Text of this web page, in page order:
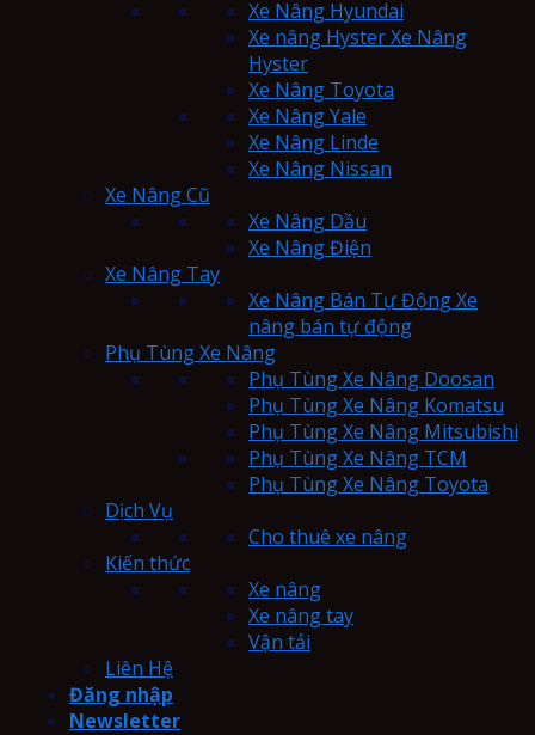
Xe Nâng Hyundai
Xe nâng Hyster Xe Nâng
Hyster
Xe Nâng Toyota
Xe Nâng Yale
Xe Nâng Linde
Xe Nâng Nissan
Xe Nâng Cũ
Xe Nâng Dầu
Xe Nâng Điện
Xe Nâng Tay
Xe Nâng Bán Tự Động Xe
nâng bán tự động
Phụ Tùng Xe Nâng
Phụ Tùng Xe Nâng Doosan
Phụ Tùng Xe Nâng Komatsu
Phụ Tùng Xe Nâng Mitsubishi
Phụ Tùng Xe Nâng TCM
Phụ Tùng Xe Nâng Toyota
Dịch Vụ
Cho thuê xe nâng
Kiến thức
Xe nâng
Xe nâng tay
Vận tải
Liên Hệ
Đăng nhập
Newsletter